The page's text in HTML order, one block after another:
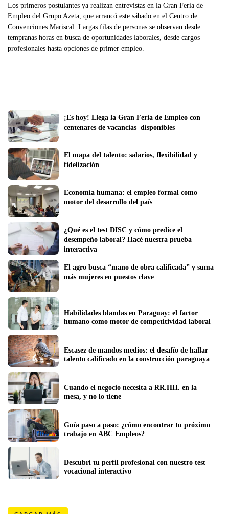
Los primeros postulantes ya realizan entrevistas en la Gran Feria de
Empleo del Grupo Azeta, que arrancó este sábado en el Centro de
Convenciones Mariscal. Largas filas de personas se observan desde
tempranas horas en busca de oportunidades laborales, desde cargos
profesionales hasta opciones de primer empleo.
¡Es hoy! Llega la Gran Feria de Empleo con
centenares de vacancias  disponibles
El mapa del talento: salarios, flexibilidad y
fidelización
Economía humana: el empleo formal como
motor del desarrollo del país
¿Qué es el test DISC y cómo predice el
desempeño laboral? Hacé nuestra prueba
interactiva
El agro busca “mano de obra calificada” y suma
más mujeres en puestos clave
Habilidades blandas en Paraguay: el factor
humano como motor de competitividad laboral
Escasez de mandos medios: el desafío de hallar
talento calificado en la construcción paraguaya
Cuando el negocio necesita a RR.HH. en la
mesa, y no lo tiene
Guía paso a paso: ¿cómo encontrar tu próximo
trabajo en ABC Empleos?
Descubrí tu perfil profesional con nuestro test
vocacional interactivo